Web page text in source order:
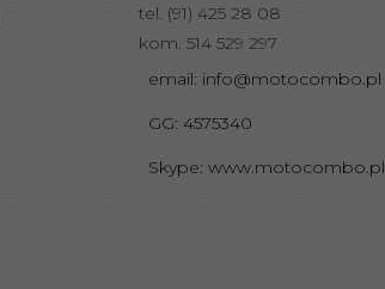
tel. (91) 425 28 08
kom. 514 529 297
email: info@motocombo.pl
GG: 4575340
Skype: www.motocombo.pl